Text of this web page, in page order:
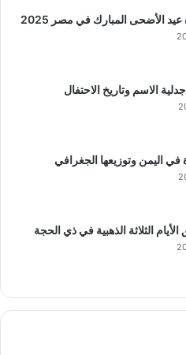
الأضحى المبارك في مصر 2025
الاسم وتاريخ الاحتفال
في اليمن وتوزيعها الجغرافي
الأيام الثلاثة الذهبية في ذي الحجة